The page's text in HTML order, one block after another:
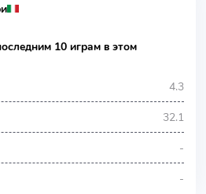
10 играм в этом
4.3
32.1
-
-